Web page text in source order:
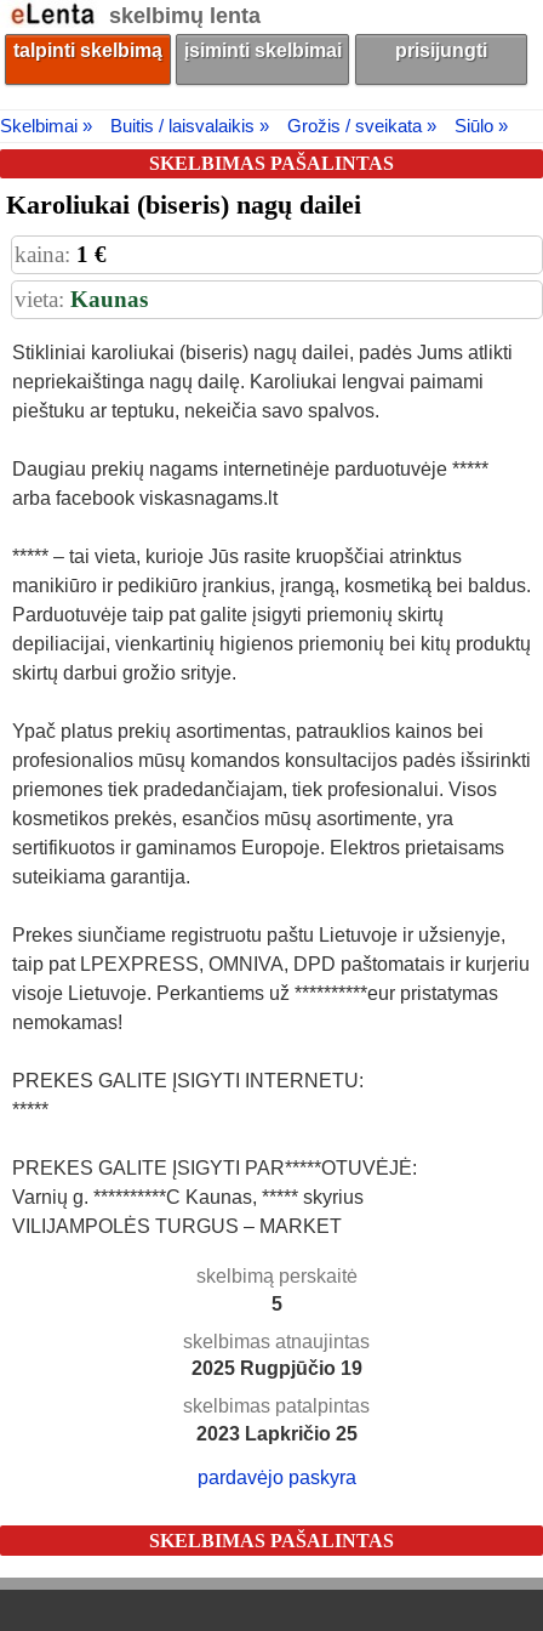
skelbimų lenta
talpinti skelbimą įsiminti skelbimai prisijungti
Skelbimai » Buitis / laisvalaikis » Grožis / sveikata »
Siūlo »
SKELBIMAS PAŠALINTAS
Karoliukai (biseris) nagų dailei
kaina: 1 €
vieta: Kaunas
Stikliniai karoliukai (biseris) nagų dailei, padės Jums atlikti
nepriekaištinga nagų dailę. Karoliukai lengvai paimami
pieštuku ar teptuku, nekeičia savo spalvos.
Daugiau prekių nagams internetinėje parduotuvėje *****
arba facebook viskasnagams.lt
***** – tai vieta, kurioje Jūs rasite kruopščiai atrinktus
manikiūro ir pedikiūro įrankius, įrangą, kosmetiką bei baldus.
Parduotuvėje taip pat galite įsigyti priemonių skirtų
depiliacijai, vienkartinių higienos priemonių bei kitų produktų
skirtų darbui grožio srityje.
Ypač platus prekių asortimentas, patrauklios kainos bei
profesionalios mūsų komandos konsultacijos padės išsirinkti
priemones tiek pradedančiajam, tiek profesionalui. Visos
kosmetikos prekės, esančios mūsų asortimente, yra
sertifikuotos ir gaminamos Europoje. Elektros prietaisams
suteikiama garantija.
Prekes siunčiame registruotu paštu Lietuvoje ir užsienyje,
taip pat LPEXPRESS, OMNIVA, DPD paštomatais ir kurjeriu
visoje Lietuvoje. Perkantiems už **********eur pristatymas
nemokamas!
PREKES GALITE ĮSIGYTI INTERNETU:
*****
PREKES GALITE ĮSIGYTI PAR*****OTUVĖJĖ:
Varnių g. **********C Kaunas, ***** skyrius
VILIJAMPOLĖS TURGUS – MARKET
skelbimą perskaitė
5
skelbimas atnaujintas
2025 Rugpjūčio 19
skelbimas patalpintas
2023 Lapkričio 25
pardavėjo paskyra
SKELBIMAS PAŠALINTAS